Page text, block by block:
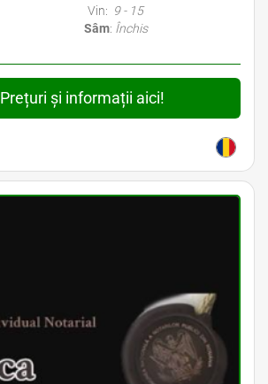
Vin: 9 - 15
Sâm: Închis
Prețuri și informații aici!